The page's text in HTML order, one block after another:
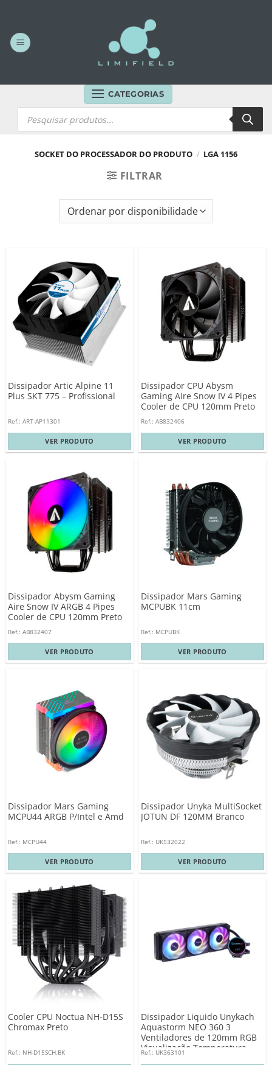
content
CATEGORIAS
Products
search
SOCKET DO PROCESSADOR DO PRODUTO / LGA 1156
FILTRAR
Dissipador Artic Alpine 11
Plus SKT 775 – Profissional
Ref.: ART-AP11301
VER PRODUTO
Dissipador CPU Abysm
Gaming Aire Snow IV 4 Pipes
Cooler de CPU 120mm Preto
Ref.: AB832406
VER PRODUTO
Dissipador Abysm Gaming
Aire Snow IV ARGB 4 Pipes
Cooler de CPU 120mm Preto
Ref.: AB832407
VER PRODUTO
Dissipador Mars Gaming
MCPUBK 11cm
Ref.: MCPUBK
VER PRODUTO
Dissipador Mars Gaming
MCPU44 ARGB P/Intel e Amd
Ref.: MCPU44
VER PRODUTO
Dissipador Unyka MultiSocket
JOTUN DF 120MM Branco
Ref.: UK532022
VER PRODUTO
Cooler CPU Noctua NH-D15S
Chromax Preto
Ref.: NH-D15SCH.BK
Dissipador Liquido Unykach
Aquastorm NEO 360 3
Ventiladores de 120mm RGB
Visualização Temperatura
CPU – Tubo de 38mm
Ref.: UK363101